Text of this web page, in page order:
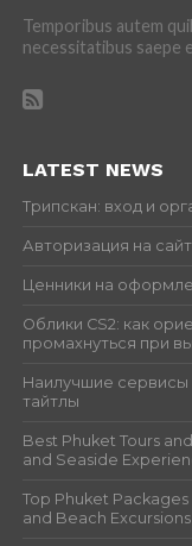
Temporibus autem
necessitatibus saepe
LATEST NEWS
Трипскан: вход и
Авторизация на
Ценники на
Облики CS2: как
промахнуться при
Наилучшие сервисы
тайтлы
Best Phuket Tours
and Seaside
Top Phuket
and Beach Excursions